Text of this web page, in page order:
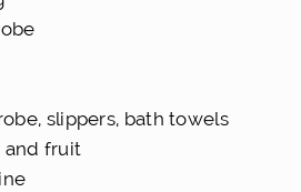
slippers, bath towels
and fruit